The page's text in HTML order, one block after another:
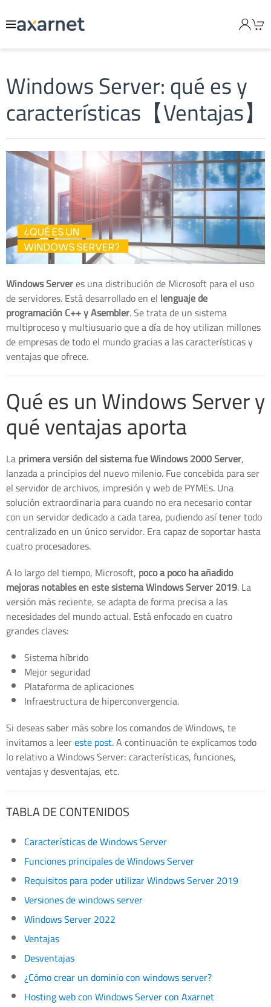
Windows Server: qué es y
características【Ventajas】
Windows Serveres una distribución de Microsoft para el uso
de servidores. Está desarrollado en el lenguaje de
programación C++ y Asembler. Se trata de un sistema
multiproceso y multiusuario que a día de hoy utilizan millones
de empresas de todo el mundo gracias a las características y
ventajas que ofrece.
Qué es un Windows Server y
qué ventajas aporta
Laprimera versión del sistema fue Windows 2000 Server,
lanzada a principios del nuevo milenio. Fue concebida para ser
el servidor de archivos, impresión y web de PYMEs. Una
solución extraordinaria para cuando no era necesario contar
con un servidor dedicado a cada tarea, pudiendo así tener todo
centralizado en un único servidor. Era capaz de soportar hasta
cuatro procesadores.
A lo largo del tiempo, Microsoft, poco a poco ha añadido
mejoras notables en este sistema Windows Server 2019. La
versión más reciente, se adapta de forma precisa a las
necesidades del mundo actual. Está enfocado en cuatro
grandes claves:
Sistema híbrido
Mejor seguridad
Plataforma de aplicaciones
Infraestructura de hiperconvergencia.
Si deseas saber más sobre los comandos de Windows, te
invitamos a leereste post.A continuación te explicamos todo
lo relativo a Windows Server: características, funciones,
ventajas y desventajas, etc.
TABLA DE CONTENIDOS
Características de Windows Server
Funciones principales de Windows Server
Requisitos para poder utilizar Windows Server 2019
Versiones de windows server
Windows Server 2022
Ventajas
Desventajas
¿Cómo crear un dominio con windows server?
Hosting web con Windows Server con Axarnet